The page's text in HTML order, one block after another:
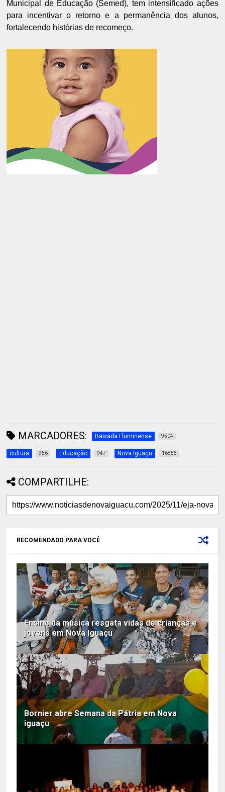
Municipal de Educação (Semed), tem intensificado ações
para incentivar o retorno e a permanência dos alunos,
fortalecendo histórias de recomeço.
MARCADORES: Baixada Fluminense 9504
cultura 956 Educação 947 Nova Iguaçu 16855
COMPARTILHE:
RECOMENDADO PARA VOCÊ
Ensino da música resgata vidas de crianças e
jovens em Nova Iguaçu
Bornier abre Semana da Pátria em Nova
iguaçu